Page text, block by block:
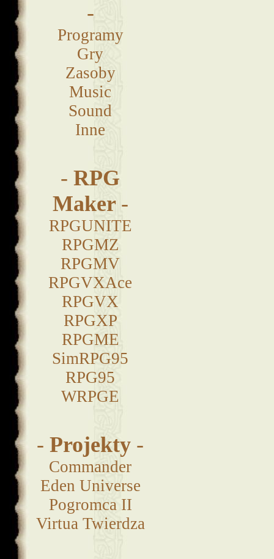
-
Programy
Gry
Zasoby
Music
Sound
Inne
-RPG
Maker -
RPGUNITE
RPGMZ
RPGMV
RPGVXAce
RPGVX
RPGXP
RPGME
SimRPG95
RPG95
WRPGE
-Projekty -
Commander
Eden Universe
Pogromca II
Virtua Twierdza